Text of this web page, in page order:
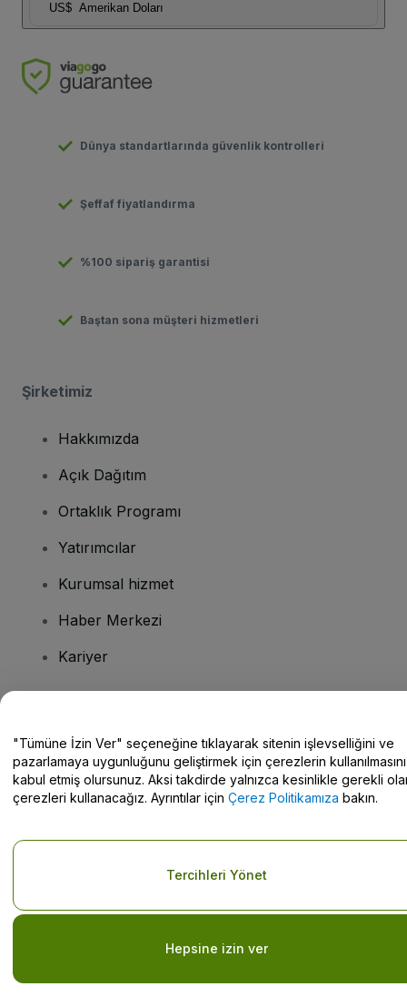
US$ Amerikan Doları
Dünya standartlarında güvenlik kontrolleri
Şeffaf fiyatlandırma
%100 sipariş garantisi
Baştan sona müşteri hizmetleri
Şirketimiz
Hakkımızda
Açık Dağıtım
Ortaklık Programı
Yatırımcılar
Kurumsal hizmet
Haber Merkezi
Kariyer
Yardım Merkezi / Bize Ulaşın
Telif hakkı © viagogo GmbH 2026 Şirket Bilgileri
Gizlilik Politikası
"Tümüne İzin Ver" seçeneğine tıklayarak sitenin işlevselliğini ve
pazarlamaya uygunluğunu geliştirmek için çerezlerin kullanılmasını
kabul etmiş olursunuz. Aksi takdirde yalnızca kesinlikle gerekli
çerezleri kullanacağız. Ayrıntılar için Çerez Politikamıza bakın.
Hepsine izin ver
Tercihleri Yönet